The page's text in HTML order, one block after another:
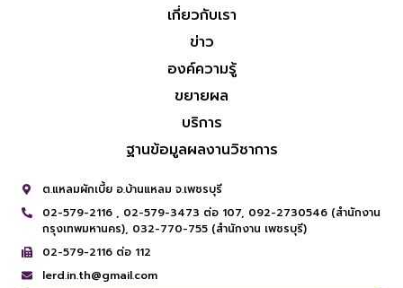
เกี่ยวกับเรา
ข่าว
องค์ความรู้
ขยายผล
บริการ
ฐานข้อมูลผลงานวิชาการ
ต.แหลมผักเบี้ย อ.บ้านแหลม จ.เพชรบุรี
02-579-2116 , 02-579-3473 ต่อ 107, 092-2730546 (สำนักงาน
กรุงเทพมหานคร), 032-770-755 (สำนักงาน เพชรบุรี)
02-579-2116 ต่อ 112
lerd.in.th@gmail.com